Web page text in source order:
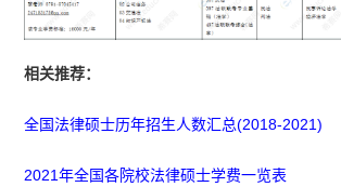
相关推荐：
全国法律硕士历年招生人数汇总(2018-2021)
2021年全国各院校法律硕士学费一览表